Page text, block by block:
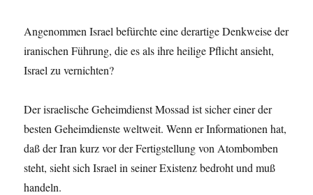
Angenommen Israel befürchte eine derartige Denkweise der
iranischen Führung, die es als ihre heilige Pflicht ansieht,
Israel zu vernichten?
Der israelische Geheimdienst Mossad ist sicher einer der
besten Geheimdienste weltweit. Wenn er Informationen hat,
daß der Iran kurz vor der Fertigstellung von Atombomben
steht, sieht sich Israel in seiner Existenz bedroht und muß
handeln.